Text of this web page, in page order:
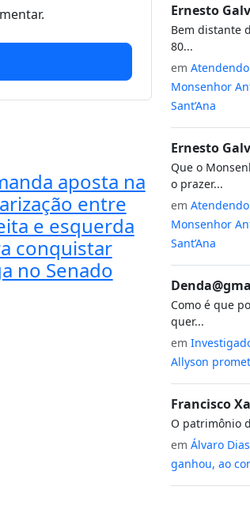
aposta na
entre
e esquerda
conquistar
no Senado
Ernesto
Bem distante
80...
em
Monsenhor
Sant’Ana
Ernesto
Que o
o prazer...
em
Monsenhor
Sant’Ana
Como é que
quer...
em
Allyson
Francisco
O patrimônio
em Álvaro
ganhou, ao